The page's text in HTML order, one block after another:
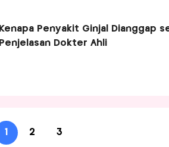
Kenapa Penyakit Ginjal Dianggap
Penjelasan Dokter Ahli
1 2 3